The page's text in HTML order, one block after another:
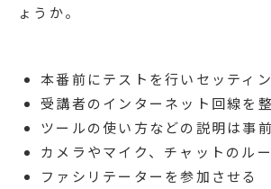
ょうか。
本番前にテストを行いセッティ
受講者のインターネット回線を
ツールの使い方などの説明は事
カメラやマイク、チャットのル
ファシリテーターを参加させる